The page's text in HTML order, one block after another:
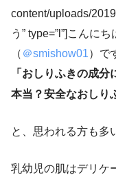
content/uploads/
う” type=”l”]こんに
（ ＠smishow01）で
「おしりふきの成
本当？安全なおしり
と、思われる方も多
乳幼児の肌はデリケ